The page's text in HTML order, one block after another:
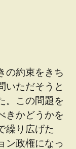
の約束をきち
いただそうと
。この問題を
きかどうかを
繰り広げた
ン政権になっ